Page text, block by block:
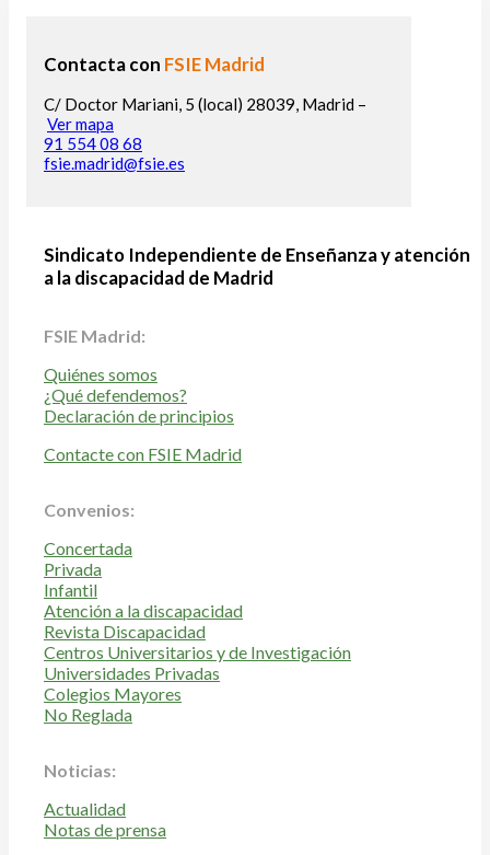
Contacta con FSIE Madrid
C/ Doctor Mariani, 5 (local) 28039, Madrid –
Ver mapa
91 554 08 68
fsie.madrid@fsie.es
Sindicato Independiente de Enseñanza y atención
a la discapacidad de Madrid
FSIE Madrid:
Quiénes somos
¿Qué defendemos?
Declaración de principios
Contacte con FSIE Madrid
Convenios:
Concertada
Privada
Infantil
Atención a la discapacidad
Revista Discapacidad
Centros Universitarios y de Investigación
Universidades Privadas
Colegios Mayores
No Reglada
Noticias:
Actualidad
Notas de prensa